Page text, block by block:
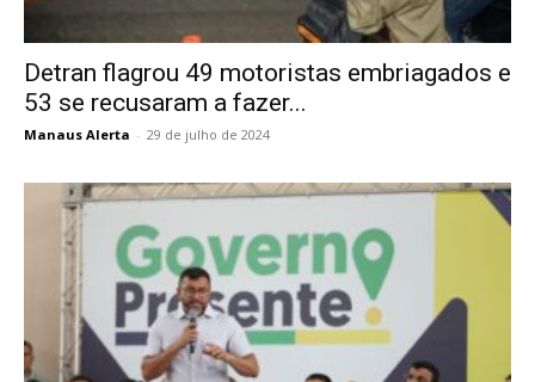
Detran flagrou 49 motoristas embriagados e
53 se recusaram a fazer...
Manaus Alerta - 29 de julho de 2024